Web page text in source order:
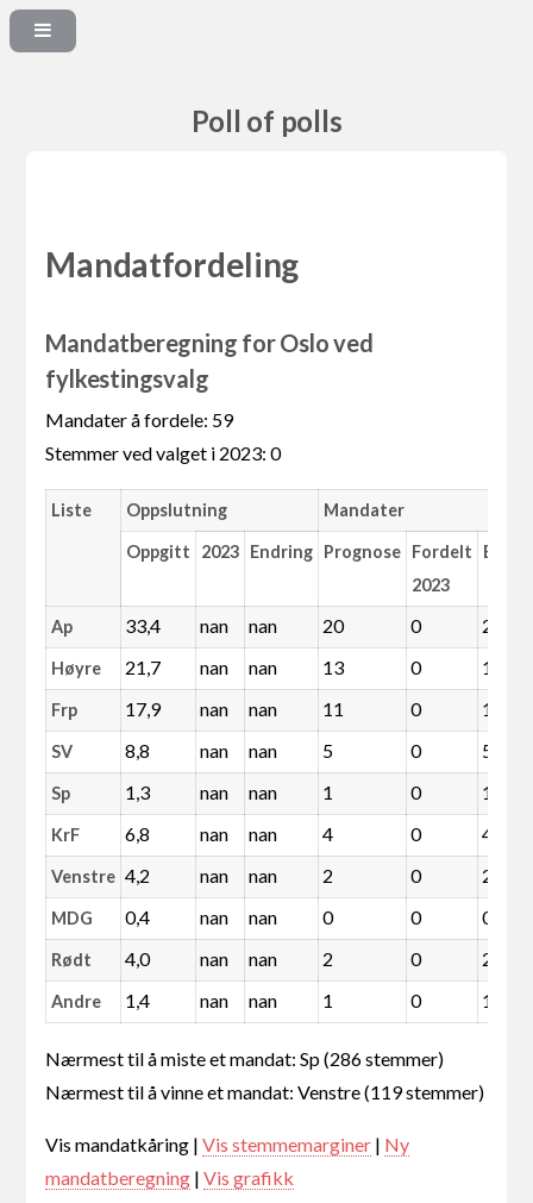
Poll of polls
Mandatfordeling
Mandatberegning for Oslo ved
fylkestingsvalg
Mandater å fordele: 59
Stemmer ved valget i 2023: 0
Liste Oppslutning Mandater
Oppgitt 2023 Endring Prognose Fordelt
2023
Ap 33,4 nan nan 20 0 20
Høyre 21,7 nan nan 13 0 13
Frp 17,9 nan nan 11 0 11
SV 8,8 nan nan 5 0 5
Sp 1,3 nan nan 1 0 1
KrF 6,8 nan nan 4 0 4
Venstre 4,2 nan nan 2 0 2
MDG 0,4 nan nan 0 0 0
Rødt 4,0 nan nan 2 0 2
Andre 1,4 nan nan 1 0 1
Nærmest til å miste et mandat: Sp (286 stemmer)
Nærmest til å vinne et mandat: Venstre (119 stemmer)
Vis mandatkåring |Vis stemmemarginer | Ny
mandatberegning |Vis grafikk